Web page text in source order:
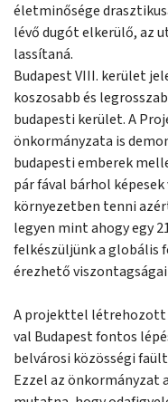
életminősége
lévő dugót elkerülő, az
lassítaná.
Budapest VIII. kerület
koszosabb és
budapesti kerület. A
önkormányzata is
budapesti emberek
pár fával bárhol
környezetben tenni
legyen mint ahogy egy
felkészüljünk a globális
érezhető
A projekttel létrehozott
val Budapest fontos
belvárosi közösségi
Ezzel az